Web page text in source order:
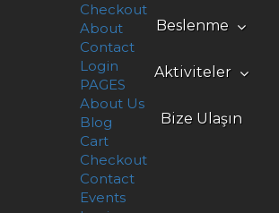
Checkout
About
Contact
Login
PAGES
About Us
Blog
Cart
Checkout
Contact
Events
Beslenme
Aktiviteler
Bize Ulaşın